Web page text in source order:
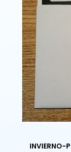
INVIERNO-